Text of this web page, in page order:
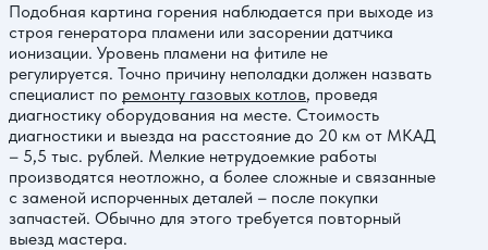
Подобная картина горения наблюдается при выходе из
строя генератора пламени или засорении датчика
ионизации. Уровень пламени на фитиле не
регулируется. Точно причину неполадки должен назвать
специалист по ремонту газовых котлов, проведя
диагностику оборудования на месте. Стоимость
диагностики и выезда на расстояние до 20 км от МКАД
– 5,5 тыс. рублей. Мелкие нетрудоемкие работы
производятся неотложно, а более сложные и связанные
с заменой испорченных деталей – после покупки
запчастей. Обычно для этого требуется повторный
выезд мастера.